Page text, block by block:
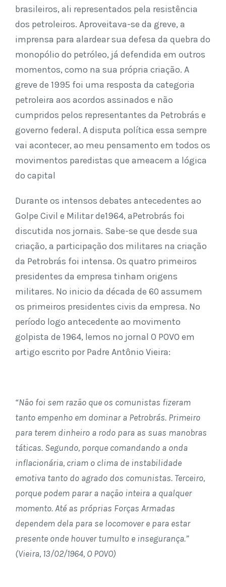
brasileiros, ali representados pela resistência
dos petroleiros. Aproveitava-se da greve, a
imprensa para alardear sua defesa da quebra do
monopólio do petróleo, já defendida em outros
momentos, como na sua própria criação. A
greve de 1995 foi uma resposta da categoria
petroleira aos acordos assinados e não
cumpridos pelos representantes da Petrobrás e
governo federal. A disputa política essa sempre
vai acontecer, ao meu pensamento em todos os
movimentos paredistas que ameacem a lógica
do capital
Durante os intensos debates antecedentes ao
Golpe Civil e Militar de1964, aPetrobrás foi
discutida nos jornais. Sabe-se que desde sua
criação, a participação dos militares na criação
da Petrobrás foi intensa. Os quatro primeiros
presidentes da empresa tinham origens
militares. No inicio da década de 60 assumem
os primeiros presidentes civis da empresa. No
período logo antecedente ao movimento
golpista de 1964, lemos no jornal O POVO em
artigo escrito por Padre Antônio Vieira:
“Não foi sem razão que os comunistas fizeram
tanto empenho em dominar a Petrobrás. Primeiro
para terem dinheiro a rodo para as suas manobras
táticas. Segundo, porque comandando a onda
inflacionária, criam o clima de instabilidade
emotiva tanto do agrado dos comunistas. Terceiro,
porque podem parar a nação inteira a qualquer
momento. Até as próprias Forças Armadas
dependem dela para se locomover e para estar
presente onde houver tumulto e insegurança.”
(Vieira, 13/02/1964, O POVO)